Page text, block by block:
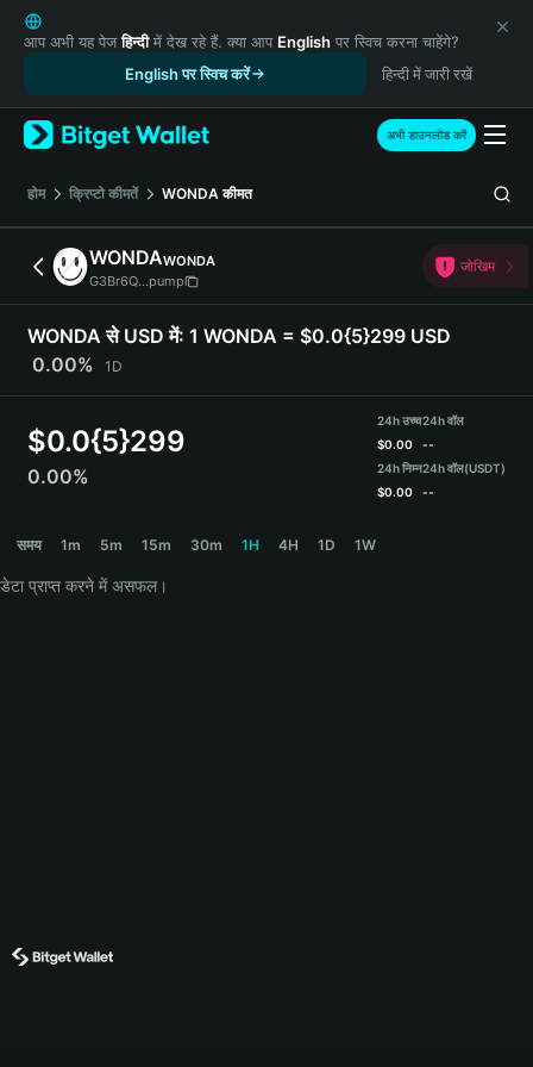
English
日本語
Русский
Español (Latinoamérica)
Türkçe
Italiano
Deutsch
简体中文
繁體中文
Português (Portugal)
Bahasa Indonesia
Español
आप अभी यह पेजहिन्दीमें देख रहे हैं. क्या आप English पर स्विच करना चाहेंगे?
English पर स्विच करें
हिन्दी में जारी रखें
अभी डाउनलोड करें
होम क्रिप्टो कीमतें WONDA कीमत
WONDAWONDA
G3Br6Q...pump
जोखिम
WONDA से USD में: 1 WONDA = $0.0{5}299 USD
0.00%
1D
$0.0{5}299
0.00%
24h उच्च
$0.00
24h निम्न
$0.00
24h वॉल
--
24h वॉल(USDT)
--
समय 1m 5m 15m 30m 1H 4H 1D 1W
डेटा प्राप्त करने में असफल।